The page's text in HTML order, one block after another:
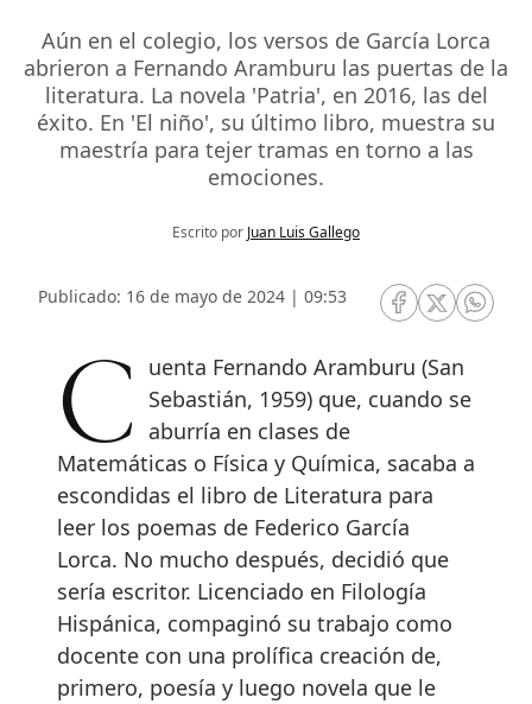
Aún en el colegio, los versos de García Lorca
abrieron a Fernando Aramburu las puertas de la
literatura. La novela 'Patria', en 2016, las del
éxito. En 'El niño', su último libro, muestra su
maestría para tejer tramas en torno a las
emociones.
Escrito por Juan Luis Gallego
Publicado: 16 de mayo de 2024 | 09:53
RRSS Facebook
RRSSRRSS
Cuenta Fernando Aramburu (San
Sebastián, 1959) que, cuando se
aburría en clases de
Matemáticas o Física y Química, sacaba a
escondidas el libro de Literatura para
leer los poemas de Federico García
Lorca. No mucho después, decidió que
sería escritor. Licenciado en Filología
Hispánica, compaginó su trabajo como
docente con una prolífica creación de,
primero, poesía y luego novela que le